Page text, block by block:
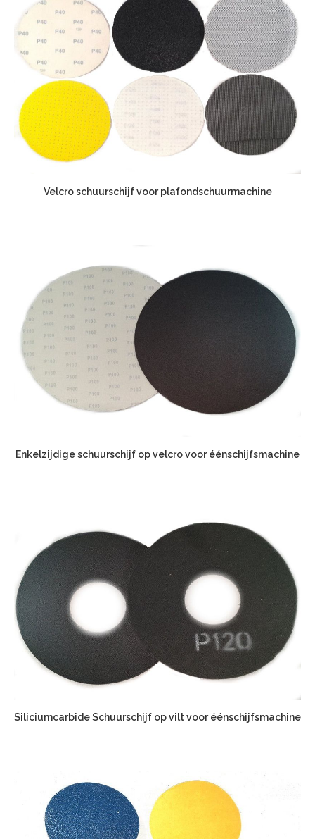
Velcro schuurschijf voor plafondschuurmachine
Enkelzijdige schuurschijf op velcro voor éénschijfsmachine
Siliciumcarbide Schuurschijf op vilt voor éénschijfsmachine